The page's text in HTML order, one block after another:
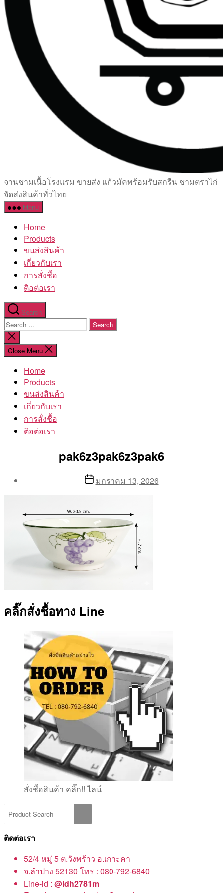
เซรามิค
ครบ
ครัน
โรงงาน
จานชามเนื้อโรงแรม ขายส่ง แก้วมัคพร้อมรับสกรีน ชามตราไก่
จัดส่งสินค้าทั่วไทย
Menu
Home
Products
ขนส่งสินค้า
เกี่ยวกับเรา
การสั่งชื้อ
ติอต่อเรา
Search
Search
for:
Close
search
Close Menu
Home
Products
ขนส่งสินค้า
เกี่ยวกับเรา
การสั่งชื้อ
ติอต่อเรา
pak6z3pak6z3pak6
Postมกราคม 13, 2026
คลิ๊กสั่งชื้อทาง Line
สั่งชื้อสินค้า คลิ๊ก!! ไลน์
ติดต่อเรา
52/4 หมู่ 5 ต.วังพร้าว อ.เกาะคา
จ.ลำปาง 52130 โทร : 080-792-6840
Line-id : @idh2781m